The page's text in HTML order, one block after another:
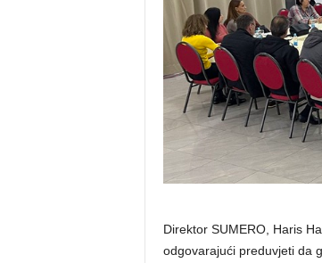
Direktor SUMERO, Haris
odgovarajući preduvjeti da